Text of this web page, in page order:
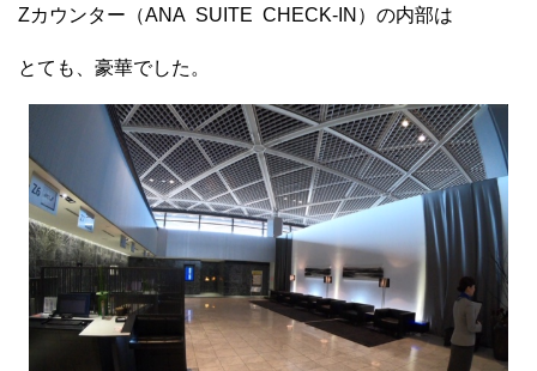
Zカウンター（ANA SUITE CHECK-IN）の内部は
とても、豪華でした。